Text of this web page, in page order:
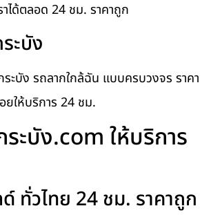
ได้ตลอด 24 ชม. ราคาถูก
ะบัง
ะบัง รถลากใกล้ฉัน แบบครบวงจร ราคา
ให้บริการ 24 ชม.
ะบัง.com ให้บริการ
ทั่วไทย 24 ชม. ราคาถูก